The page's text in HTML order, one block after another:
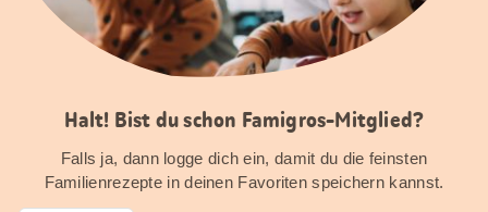
Halt! Bist du schon Famigros-Mitglied?
Falls ja, dann logge dich ein, damit du die feinsten
Familienrezepte in deinen Favoriten speichern kannst.